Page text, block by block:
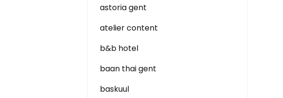
astoria gent
atelier content
b&b hotel
baan thai gent
baskuul